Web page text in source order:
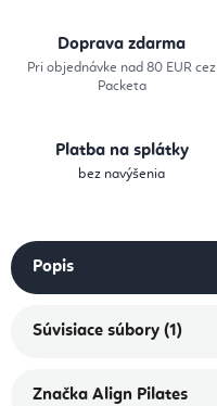
Doprava zdarma
Pri objednávke nad 80 EUR cez
Packeta
Platba na splátky
bez navýšenia
Popis
Súvisiace súbory (1)
Značka Align Pilates